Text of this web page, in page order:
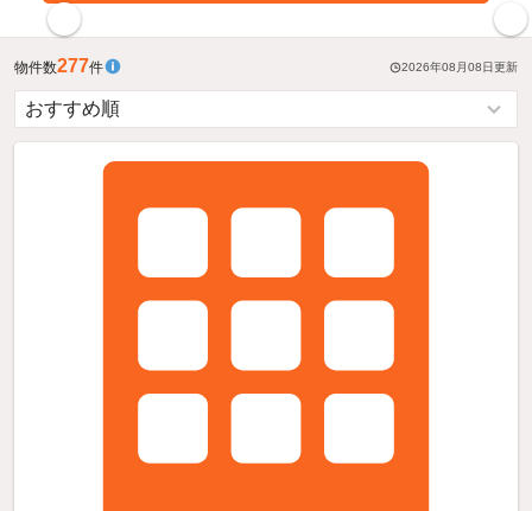
物件数277件 2026年08月08日更新